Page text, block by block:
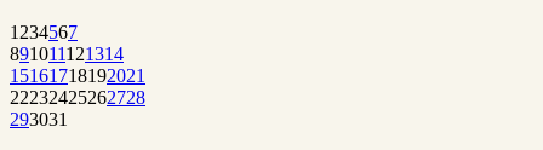
1 234567
891011121314
15161718192021
22232425262728
293031